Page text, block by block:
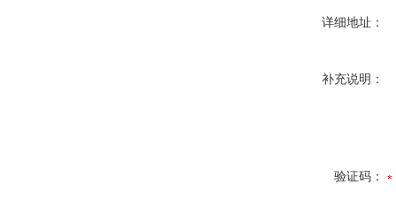
详细地址：
补充说明：
验证码：